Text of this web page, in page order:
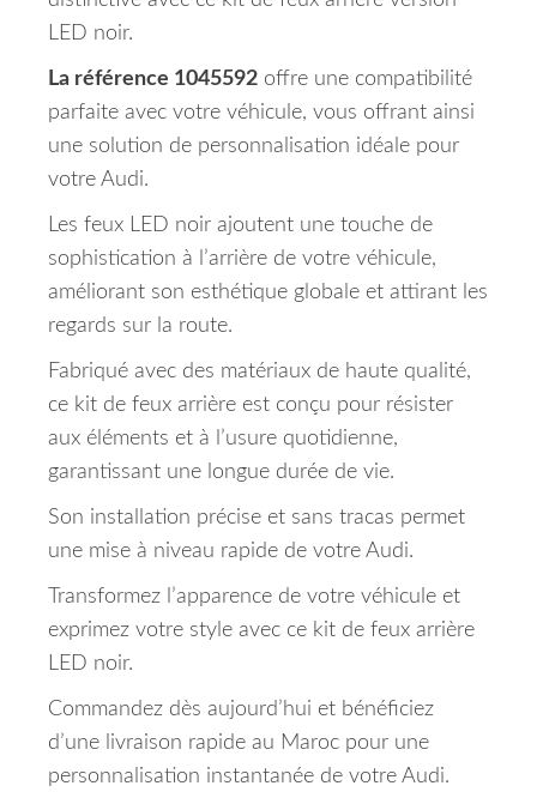
LED noir.
La référence 1045592 offre une compatibilité
parfaite avec votre véhicule, vous offrant ainsi
une solution de personnalisation idéale pour
votre Audi.
Les feux LED noir ajoutent une touche de
sophistication à l’arrière de votre véhicule,
améliorant son esthétique globale et attirant les
regards sur la route.
Fabriqué avec des matériaux de haute qualité,
ce kit de feux arrière est conçu pour résister
aux éléments et à l’usure quotidienne,
garantissant une longue durée de vie.
Son installation précise et sans tracas permet
une mise à niveau rapide de votre Audi.
Transformez l’apparence de votre véhicule et
exprimez votre style avec ce kit de feux arrière
LED noir.
Commandez dès aujourd’hui et bénéficiez
d’une livraison rapide au Maroc pour une
personnalisation instantanée de votre Audi.